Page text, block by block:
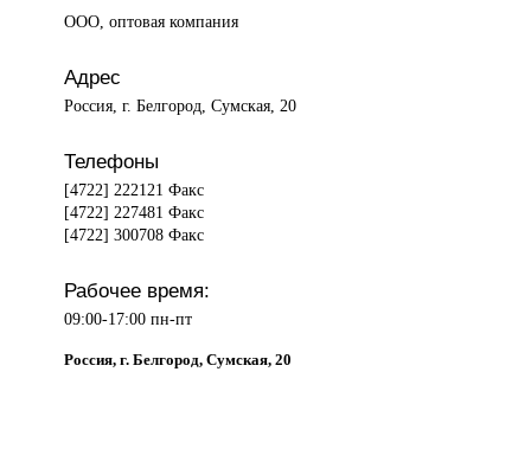
ООО, оптоваякомпания
Адрес
Россия, г. Белгород, Сумская, 20
Телефоны
[4722] 222121 Факс
[4722] 227481 Факс
[4722] 300708 Факс
Рабочее время:
09:00-17:00 пн-пт
Россия, г. Белгород, Сумская, 20